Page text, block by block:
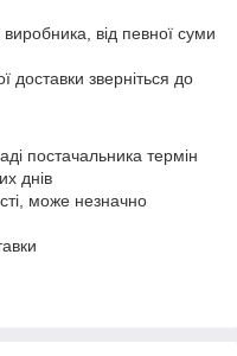
від певної суми
доставки зверніться до
постачальника термін
днів
може незначно